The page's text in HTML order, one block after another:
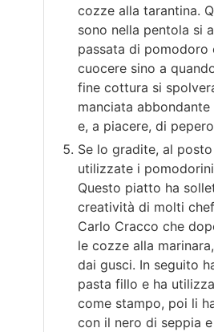
cozze alla tarantina.
sono nella pentola si
passata di pomodoro
cuocere sino a
fine cottura si
manciata
e, a piacere, di
Se lo gradite, al
utilizzate i
Questo piatto ha
creatività di molti
Carlo Cracco che
le cozze alla
dai gusci. In seguito
pasta fillo e ha
come stampo, poi li
con il nero di seppia